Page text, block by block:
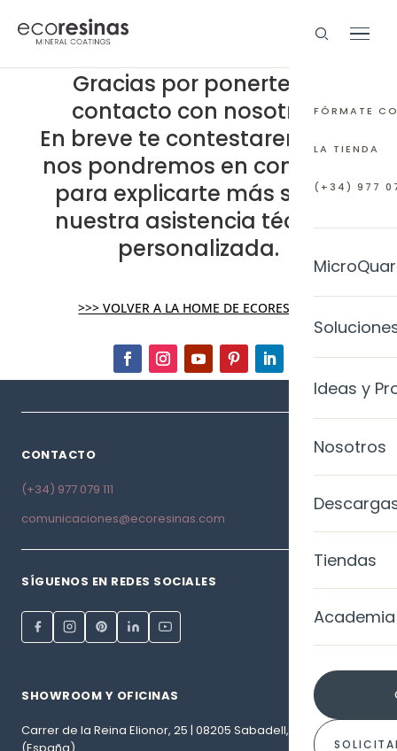
FÓRMATE
LA TIENDA
(+34) 977
SISTEMAS
Calce
Level
Level
Ideas y
Galería
Blog
Nosotros
Tiendas
Academia
Gracias por ponerte en
contacto con nosotros.
En breve te contestaremos. Y
nos pondremos en contacto
para explicarte más sobre
nuestra asistencia técnica
personalizada.
>>> VOLVER A LA HOME DE ECORESINAS
CONTACTO
(+34) 977 079 111
comunicaciones@ecoresinas.com
SÍGUENOS EN REDES SOCIALES
SHOWROOM Y OFICINAS
Carrer de la Reina Elionor, 25 | 08205 Sabadell, Barcelona
(España)